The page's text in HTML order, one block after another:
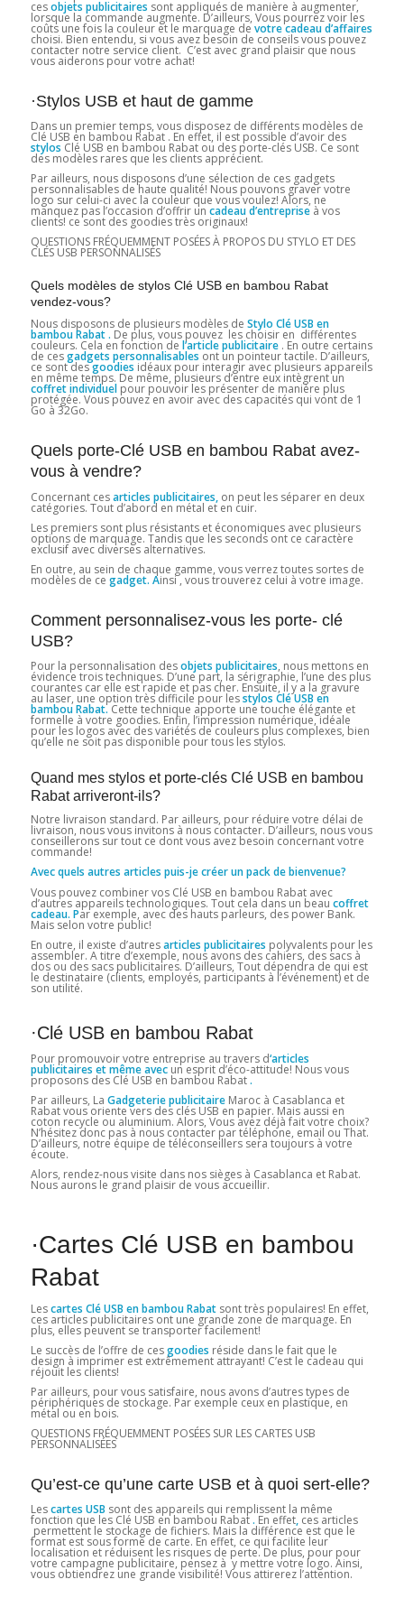
cesobjets publicitaires sont appliqués de manière à augmenter,
lorsque la commande augmente. D’ailleurs, Vous pourrez voir les
coûts une fois la couleur et le marquage devotre cadeau d’affaires
choisi. Bien entendu, si vous avez besoin de conseils vous pouvez
contacter notre service client. C’est avec grand plaisir que nous
vous aiderons pour votre achat!
·Stylos USB et haut de gamme
Dans un premier temps, vous disposez de différents modèles de
Clé USB en bambou Rabat . En effet, il est possible d’avoir des
stylos Clé USB en bambou Rabat ou des porte-clés USB. Ce sont
des modèles rares que les clients apprécient.
Par ailleurs, nous disposons d’une sélection de ces gadgets
personnalisables de haute qualité! Nous pouvons graver votre
logo sur celui-ci avec la couleur que vous voulez! Alors, ne
manquez pas l’occasion d’offrir un cadeau d’entreprise à vos
clients! ce sont des goodies très originaux!
QUESTIONS FRÉQUEMMENT POSÉES À PROPOS DU STYLO ET DES
CLÉS USB PERSONNALISÉS
Quels modèles de stylos Clé USB en bambou Rabat
vendez-vous?
Nous disposons de plusieurs modèles de Stylo Clé USB en
bambou Rabat . De plus, vous pouvez les choisir en différentes
couleurs. Cela en fonction de l’article publicitaire. En outre certains
de cesgadgets personnalisables ont un pointeur tactile. D’ailleurs,
ce sont desgoodies idéaux pour interagir avec plusieurs appareils
en même temps. De même, plusieurs d’entre eux intègrent un
coffret individuelpour pouvoir les présenter de manière plus
protégée. Vous pouvez en avoir avec des capacités qui vont de 1
Go à 32Go.
Quels porte-Clé USB en bambou Rabat avez-
vous à vendre?
Concernant cesarticles publicitaires,on peut les séparer en deux
catégories. Tout d’abord en métal et en cuir.
Les premiers sont plus résistants et économiques avec plusieurs
options de marquage. Tandis que les seconds ont ce caractère
exclusif avec diverses alternatives.
En outre, au sein de chaque gamme, vous verrez toutes sortes de
modèles de ce gadget. Ainsi , vous trouverez celui à votre image.
Comment personnalisez-vous les porte- clé
USB?
Pour la personnalisation desobjets publicitaires, nous mettons en
évidence trois techniques. D’une part, la sérigraphie, l’une des plus
courantes car elle est rapide et pas cher. Ensuite, il y a la gravure
au laser, une option très difficile pour lesstylos Clé USB en
bambou Rabat. Cette technique apporte une touche élégante et
formelle à votre goodies. Enfin, l’impression numérique, idéale
pour les logos avec des variétés de couleurs plus complexes, bien
qu’elle ne soit pas disponible pour tous les stylos.
Quand mes stylos et porte-clés Clé USB en bambou
Rabat arriveront-ils?
Notre livraison standard. Par ailleurs, pour réduire votre délai de
livraison, nous vous invitons à nous contacter. D’ailleurs, nous vous
conseillerons sur tout ce dont vous avez besoin concernant votre
commande!
Avec quels autres articles puis-je créer un pack de bienvenue?
Vous pouvez combiner vos Clé USB en bambou Rabat avec
d’autres appareils technologiques. Tout cela dans un beau coffret
cadeau. Par exemple, avec des hauts parleurs, des power Bank.
Mais selon votre public!
En outre, il existe d’autresarticles publicitaires polyvalents pour les
assembler. A titre d’exemple, nous avons des cahiers, des sacs à
dos ou des sacs publicitaires. D’ailleurs, Tout dépendra de qui est
le destinataire (clients, employés, participants à l’événement) et de
son utilité.
·Clé USB en bambou Rabat
Pour promouvoir votre entreprise au travers d‘articles
publicitaires et même avecun esprit d’éco-attitude! Nous vous
proposons des Clé USB en bambou Rabat.
Par ailleurs, La Gadgeterie publicitaireMaroc à Casablanca et
Rabat vous oriente vers des clés USB en papier. Mais aussi en
coton recycle ou aluminium. Alors, Vous avez déjà fait votre choix?
N’hésitez donc pas à nous contacter par téléphone, email ou That.
D’ailleurs, notre équipe de téléconseillers sera toujours à votre
écoute.
Alors, rendez-nous visite dans nos sièges à Casablanca et Rabat.
Nous aurons le grand plaisir de vous accueillir.
·Cartes Clé USB en bambou
Rabat
Lescartes Clé USB en bambou Rabatsont très populaires! En effet,
ces articles publicitaires ont une grande zone de marquage. En
plus, elles peuvent se transporter facilement!
Le succès de l’offre de cesgoodies réside dans le fait que le
design à imprimer est extrêmement attrayant! C’est le cadeau qui
réjouit les clients!
Par ailleurs, pour vous satisfaire, nous avons d’autres types de
périphériques de stockage. Par exemple ceux en plastique, en
métal ou en bois.
QUESTIONS FRÉQUEMMENT POSÉES SUR LES CARTES USB
PERSONNALISÉES
Qu’est-ce qu’une carte USB et à quoi sert-elle?
Lescartes USB sont des appareils qui remplissent la même
fonction que les Clé USB en bambou Rabat. En effet, ces articles
permettent le stockage de fichiers. Mais la différence est que le
format est sous forme de carte. En effet, ce qui facilite leur
localisation et réduisent les risques de perte. De plus, pour pour
votre campagne publicitaire, pensez à y mettre votre logo. Ainsi,
vous obtiendrez une grande visibilité! Vous attirerez l’attention.